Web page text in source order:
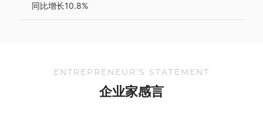
同比增长10.8%
ENTREPRENEUR'S STATEMENT
企业家感言